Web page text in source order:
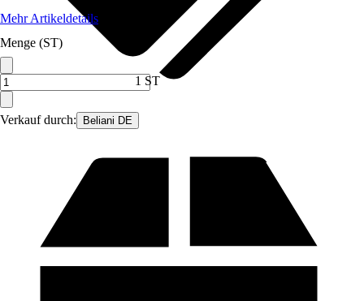
Verkauf durch: Beliani DE
Mehr Artikeldetails
Menge (ST)
1 ST